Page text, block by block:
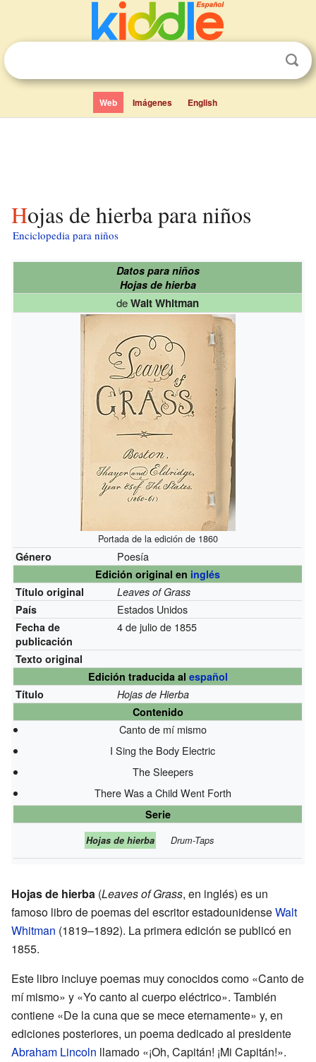
Web Imágenes English
Hojas de hierba para niños
Enciclopedia para niños
Datos para niños
Hojas de hierba
de Walt Whitman
Portada de la edición de 1860
Género Poesía
Edición original en inglés
Título original
Leaves of Grass
País
Estados Unidos
Fecha de
publicación
4 de julio de 1855
Texto original
Edición traducida al español
Título
Hojas de Hierba
Contenido
Canto de mí mismo
I Sing the Body Electric
The Sleepers
There Was a Child Went Forth
Serie
Hojas de hierba Drum-Taps
Hojas de hierba (Leaves of Grass, en inglés) es un
famoso libro de poemas del escritor estadounidenseWalt
Whitman (1819–1892). La primera edición se publicó en
1855.
Este libro incluye poemas muy conocidos como «Canto de
mí mismo» y «Yo canto al cuerpo eléctrico». También
contiene «De la cuna que se mece eternamente» y, en
ediciones posteriores, un poema dedicado al presidente
Abraham Lincoln llamado «¡Oh, Capitán! ¡Mi Capitán!».